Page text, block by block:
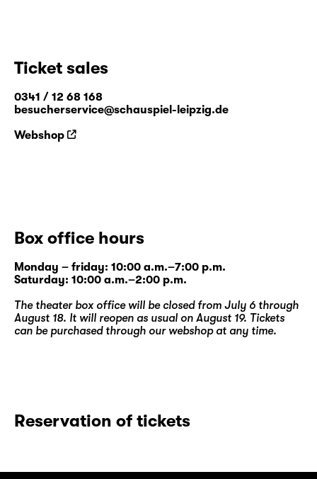
Ticket sales
0341 / 12 68 168
besucherservice@schauspiel-leipzig.de
Webshop
Box office hours
Monday – friday: 10:00 a.m.–7:00 p.m.
Saturday: 10:00 a.m.–2:00 p.m.
The theater box office will be closed from July 6 through
August 18. It will reopen as usual on August 19. Tickets
can be purchased through our webshopat any time.
Reservation of tickets